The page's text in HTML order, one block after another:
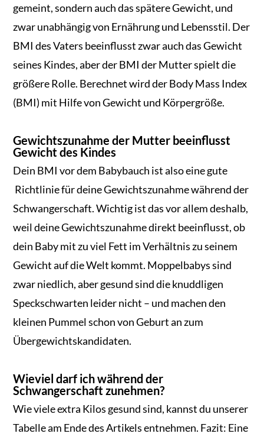
gemeint, sondern auch das spätere Gewicht, und
zwar unabhängig von Ernährung und Lebensstil. Der
BMI des Vaters beeinflusst zwar auch das Gewicht
seines Kindes, aber der BMI der Mutter spielt die
größere Rolle. Berechnet wird der Body Mass Index
(BMI) mit Hilfe von Gewicht und Körpergröße.
Gewichtszunahme der Mutter beeinflusst
Gewicht des Kindes
Dein BMI vor dem Babybauch ist also eine gute
Richtlinie für deine Gewichtszunahme während der
Schwangerschaft. Wichtig ist das vor allem deshalb,
weil deine Gewichtszunahme direkt beeinflusst, ob
dein Baby mit zu viel Fett im Verhältnis zu seinem
Gewicht auf die Welt kommt. Moppelbabys sind
zwar niedlich, aber gesund sind die knuddligen
Speckschwarten leider nicht – und machen den
kleinen Pummel schon von Geburt an zum
Übergewichtskandidaten.
Wieviel darf ich während der
Schwangerschaft zunehmen?
Wie viele extra Kilos gesund sind, kannst du unserer
Tabelle am Ende des Artikels entnehmen. Fazit: Eine